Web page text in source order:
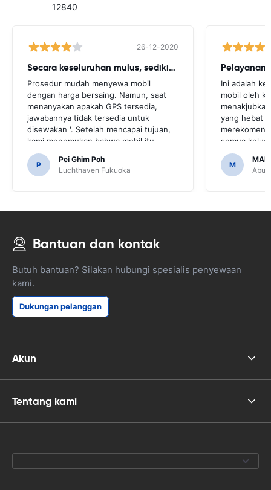
12840
26-12-2020
Secara keseluruhan mulus, sedikit cegukan
Prosedur mudah menyewa mobil
dengan harga bersaing. Namun, saat
menanyakan apakah GPS tersedia,
jawabannya tidak tersedia untuk
disewakan '. Setelah mencapai tujuan,
kami menemukan bahwa mobil itu
dilengkapi GPS.Akan sangat
mengerikan jika kita memutuskan untuk
membeli GPS karena perlu menavigasi
P
Pei Ghim Poh
Luchthaven Fukuoka
Pelayanan
Ini adalah
mobil oleh
yang hebat
semua
melakukan
teman dan
telah
M
Abu
Bantuan dan kontak
Butuh bantuan? Silakan hubungi spesialis penyewaan
kami.
Dukungan pelanggan
Akun
Tentang kami